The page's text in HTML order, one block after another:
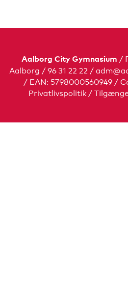
Aalborg City Gymnasium /
Aalborg / 96 31 22 22 /
/ EAN: 5798000560949 /
Privatlivspolitik /